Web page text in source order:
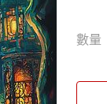
數量